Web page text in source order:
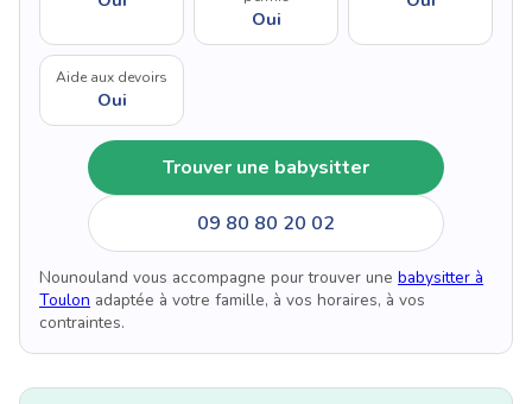
Oui
Aide aux devoirs
Oui
Trouver une babysitter
09 80 80 20 02
Nounouland vous accompagne pour trouver une babysitter à
Toulon adaptée à votre famille, à vos horaires, à vos
contraintes.